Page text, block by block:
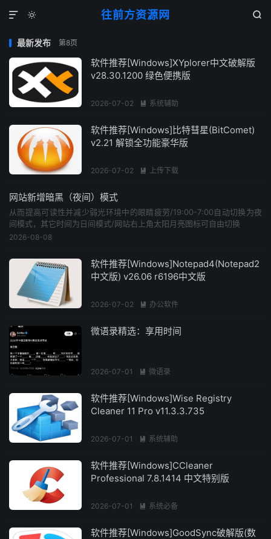
往前方资源网
 

最新发布 第8页
软件推荐[Windows]XYplorer中文破解版
v28.30.1200 绿色便携版
2026-07-02  系统辅助
软件推荐[Windows]比特彗星(BitComet)
v2.21 解锁全功能豪华版
2026-07-02  上传下载
网站新增暗黑（夜间）模式
从而提高可读性并减少弱光环境中的眼睛疲劳/19:00-7:00自动切换为夜
间模式，其它时间为日间模式/网站右上角太阳月亮图标可自由切换
2026-08-08
软件推荐[Windows]Notepad4(Notepad2
中文版) v26.06 r6196中文版
2026-07-02  办公软件
微语录精选：享用时间
2026-07-01  微语录
软件推荐[Windows]Wise Registry
Cleaner 11 Pro v11.3.3.735
2026-07-01  系统辅助
软件推荐[Windows]CCleaner
Professional 7.8.1414 中文特别版
2026-07-01  系统必备
软件推荐[Windows]GoodSync破解版(数